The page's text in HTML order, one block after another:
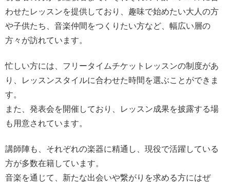
わせたレッスンを提供しており、趣味で始めたい大人の方
や子供たち、音楽仲間をつくりたい方など、幅広い層の
方々が訪れています。
忙しい方には、フリータイムチケットレッスンの制度があ
り、レッスンスタイルに合わせた時間を選ぶことができま
す。
また、発表会を開催しており、レッスン成果を披露する場
も用意されています。
講師陣も、それぞれの楽器に精通し、現役で活躍している
方が多数在籍しています。
音楽を通じて、新たな出会いや繋がりを求める方にはぜ